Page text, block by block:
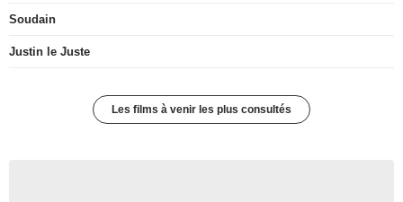
Soudain
Justin le Juste
Les films à venir les plus consultés